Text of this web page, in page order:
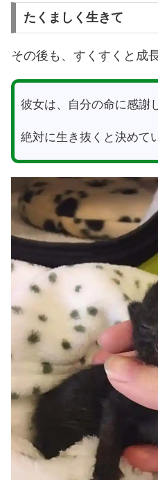
たくましく生きて
その後も、すくすくと成
彼女は、自分の命に感謝
絶対に生き抜くと決めて